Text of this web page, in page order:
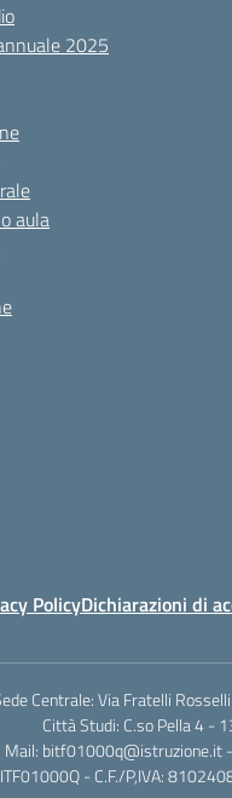
2025
aula
PolicyDichiarazioni di
Centrale: Via Fratelli
Città Studi: C.so Pella 4 -
Mail: bitf01000q@istruzione.it
- C.F./P,IVA: